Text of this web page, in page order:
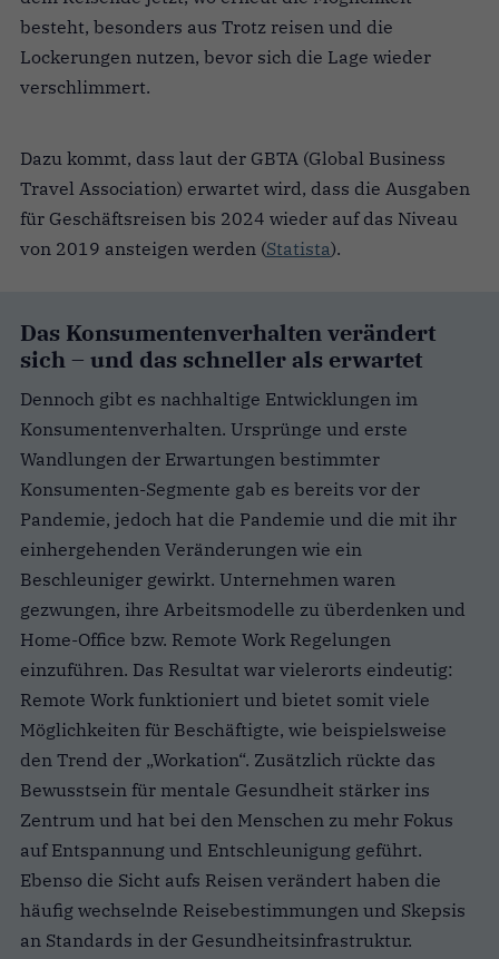
besteht, besonders aus Trotz reisen und die
Lockerungen nutzen, bevor sich die Lage wieder
verschlimmert.
Dazu kommt, dass laut der GBTA (Global Business
Travel Association) erwartet wird, dass die Ausgaben
für Geschäftsreisen bis 2024 wieder auf das Niveau
von 2019 ansteigen werden (Statista).
Das Konsumentenverhalten verändert
sich – und das schneller als erwartet
Dennoch gibt es nachhaltige Entwicklungen im
Konsumentenverhalten. Ursprünge und erste
Wandlungen der Erwartungen bestimmter
Konsumenten-Segmente gab es bereits vor der
Pandemie, jedoch hat die Pandemie und die mit ihr
einhergehenden Veränderungen wie ein
Beschleuniger gewirkt. Unternehmen waren
gezwungen, ihre Arbeitsmodelle zu überdenken und
Home-Office bzw. Remote Work Regelungen
einzuführen. Das Resultat war vielerorts eindeutig:
Remote Work funktioniert und bietet somit viele
Möglichkeiten für Beschäftigte, wie beispielsweise
den Trend der „Workation“. Zusätzlich rückte das
Bewusstsein für mentale Gesundheit stärker ins
Zentrum und hat bei den Menschen zu mehr Fokus
auf Entspannung und Entschleunigung geführt.
Ebenso die Sicht aufs Reisen verändert haben die
häufig wechselnde Reisebestimmungen und Skepsis
an Standards in der Gesundheitsinfrastruktur.